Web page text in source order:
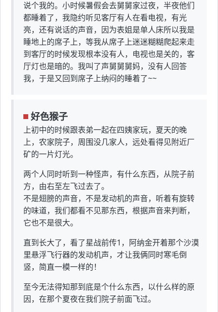
说个我的。小时候暑假会去舅舅家过夜，半夜他们
都睡着了，我隐约听见客厅有人在看电视，有光
亮，还有说话的声音，因为表姐是单人床所以我是
睡地上的席子上，等我从席子上迷迷糊糊爬起来走
到客厅的时候发现根本没有人，电视也是关的，客
厅灯也是暗的。我叫了声舅舅舅妈，没有人回答
我，于是又回到席子上纳闷的睡着了~~
好色猴子
上初中的时候跟表弟一起在四姨家玩，夏天的晚
上，农家院子，周围没几家人，远处看得见附近厂
矿的一片灯光。
两个人同时听到一种怪声，有什么东西，从院子前
方，由右至左飞过去了。
不是翅膀的声音，不是发动机的声音，听着有旋转
的味道，我们都看不见那东西，根据声音来判断，
它也不是很大。
直到长大了，看了星战前传1，阿纳金开着那个沙漠
里悬浮飞行器的发动机声，才让我俩同时寒毛倒
竖，简直一模一样的！
至今无法得知那到底是个什么东西，以什么样的原
因，在那个夏夜在我们院子前面飞过。